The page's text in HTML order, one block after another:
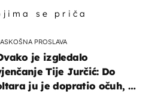
se priča
PROSLAVA
je izgledalo
Tije Jurčić: Do
ju je dopratio očuh, a